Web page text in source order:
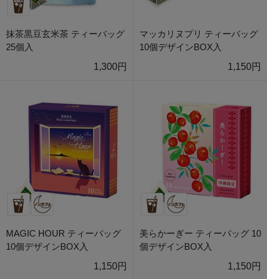
抹茶黒豆玄米茶 ティーバッグ
25個入
1,300円
マッカリヌプリ ティーバッグ
10個デザインBOX入
1,150円
MAGIC HOUR ティーバッグ
10個デザインBOX入
1,150円
美らかーぎー ティーバッグ 10
個デザインBOX入
1,150円